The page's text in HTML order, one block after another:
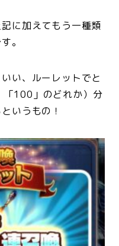
に加えてもう一種類
。
いい、ルーレットでと
100」のどれか）分
いうもの！